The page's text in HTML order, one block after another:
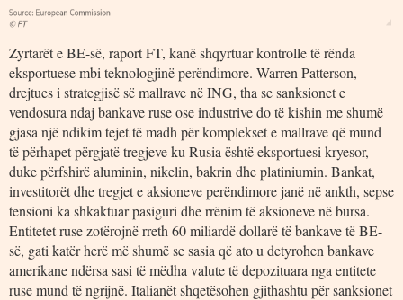
Zyrtarët e BE-së, raport FT, kanë shqyrtuar kontrolle të rënda
eksportuese mbi teknologjinë perëndimore. Warren Patterson,
drejtues i strategjisë së mallrave në ING, tha se sanksionet e
vendosura ndaj bankave ruse ose industrive do të kishin me shumë
gjasa një ndikim tejet të madh për komplekset e mallrave që mund
të përhapet përgjatë tregjeve ku Rusia është eksportuesi kryesor,
duke përfshirë aluminin, nikelin, bakrin dhe platiniumin. Bankat,
investitorët dhe tregjet e aksioneve perëndimore janë në ankth, sepse
tensioni ka shkaktuar pasiguri dhe rrënim të aksioneve në bursa.
Entitetet ruse zotërojnë rreth 60 miliardë dollarë të bankave të BE-
së, gati katër herë më shumë se sasia që ato u detyrohen bankave
amerikane ndërsa sasi të mëdha valute të depozituara nga entitete
ruse mund të ngrijnë. Italianët shqetësohen gjithashtu për sanksionet